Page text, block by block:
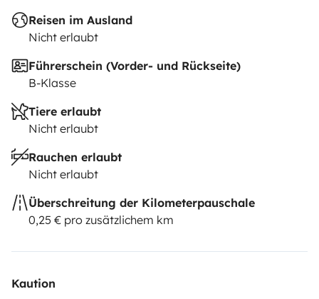
Reisen im Ausland
Nicht erlaubt
Führerschein (Vorder- und Rückseite)
B-Klasse
Tiere erlaubt
Nicht erlaubt
Rauchen erlaubt
Nicht erlaubt
Überschreitung der Kilometerpauschale
0,25 € pro zusätzlichem km
Kaution